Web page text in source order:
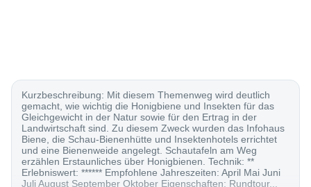
Kurzbeschreibung: Mit diesem Themenweg wird deutlich
gemacht, wie wichtig die Honigbiene und Insekten für das
Gleichgewicht in der Natur sowie für den Ertrag in der
Landwirtschaft sind. Zu diesem Zweck wurden das Infohaus
Biene, die Schau-Bienenhütte und Insektenhotels errichtet
und eine Bienenweide angelegt. Schautafeln am Weg
erzählen Erstaunliches über Honigbienen. Technik: **
Erlebniswert: ****** Empfohlene Jahreszeiten: April Mai Juni
Juli August September Oktober Eigenschaften: Rundtour...